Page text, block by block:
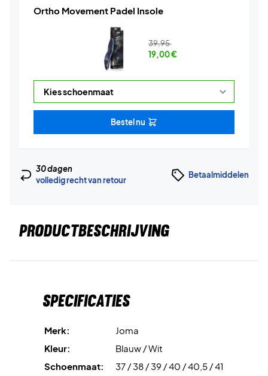
Ortho Movement Padel Insole
39,95
19,00€
Bestel nu
30 dagen
volledig recht van retour
Betaalmiddelen
PRODUCTBESCHRIJVING
Specificaties
Merk:
Joma
Kleur:
Blauw / Wit
Schoenmaat:
37 / 38 / 39 / 40 / 40,5 / 41